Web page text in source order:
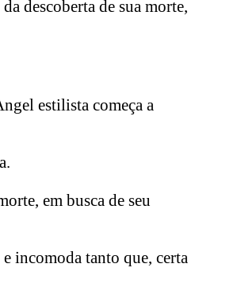
descoberta de sua morte,
estilista começa a
em busca de seu
incomoda tanto que, certa